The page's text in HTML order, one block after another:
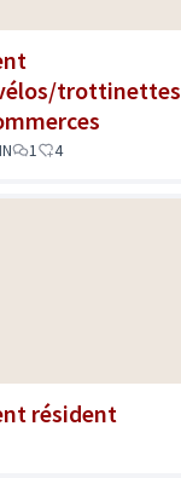
trottinettes
1 4
résident